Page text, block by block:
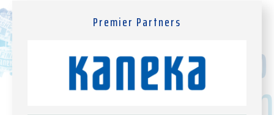
Premier Partners